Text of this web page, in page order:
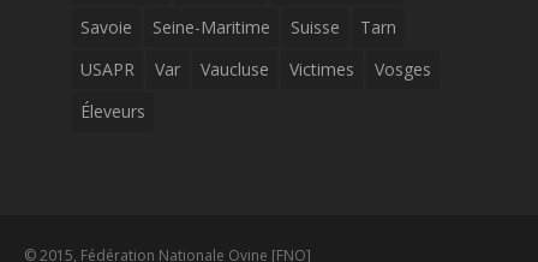
Savoie
Seine-Maritime Suisse
Tarn
USAPR
Var Vaucluse Victimes
Vosges
Éleveurs
© 2015, Fédération Nationale Ovine [FNO]